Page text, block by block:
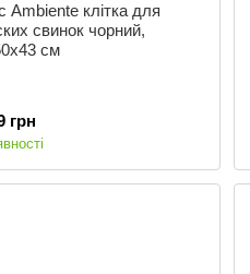
Ambiente клітка для
свинок чорний,
см
грн